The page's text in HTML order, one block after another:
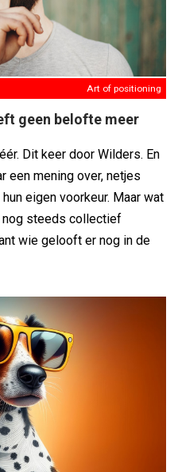
Art of positioning
geen belofte meer
Dit keer door Wilders. En
een mening over, netjes
eigen voorkeur. Maar wat
nog steeds collectief
wie gelooft er nog in de